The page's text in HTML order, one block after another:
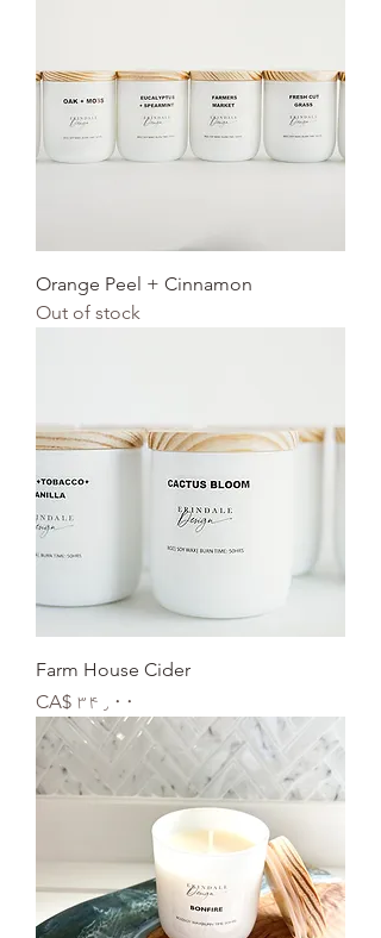
Orange Peel + Cinnamon
Out of stock
Farm House Cider
Price
CA$ ۳۴٫۰۰